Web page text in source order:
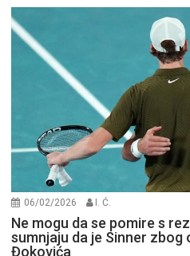
06/02/2026 I. Ć.
Ne mogu da se pomire s
sumnjaju da je Sinner zbog
Đokovića